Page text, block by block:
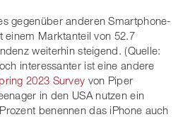
gegenüber anderen Smartphone-
einem Marktanteil von 52.7
weiterhin steigend. (Quelle:
interessanter ist eine andere
2023 Survey von Piper
in den USA nutzen ein
benennen das iPhone auch